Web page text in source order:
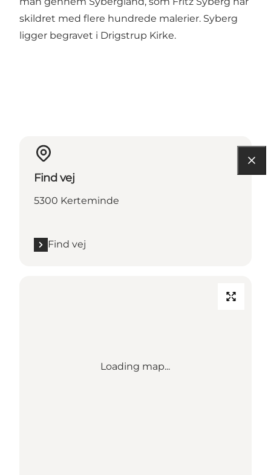
skildret med flere hundrede malerier. Syberg
ligger begravet i Drigstrup Kirke.
Find vej
5300 Kerteminde
Find vej
Loading map...